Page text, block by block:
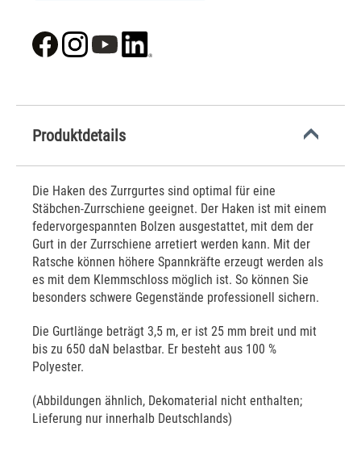
Produktdetails
Die Haken des Zurrgurtes sind optimal für eine
Stäbchen-Zurrschiene geeignet. Der Haken ist mit einem
federvorgespannten Bolzen ausgestattet, mit dem der
Gurt in der Zurrschiene arretiert werden kann. Mit der
Ratsche können höhere Spannkräfte erzeugt werden als
es mit dem Klemmschloss möglich ist. So können Sie
besonders schwere Gegenstände professionell sichern.
Die Gurtlänge beträgt 3,5 m, er ist 25 mm breit und mit
bis zu 650 daN belastbar. Er besteht aus 100 %
Polyester.
(Abbildungen ähnlich, Dekomaterial nicht enthalten;
Lieferung nur innerhalb Deutschlands)